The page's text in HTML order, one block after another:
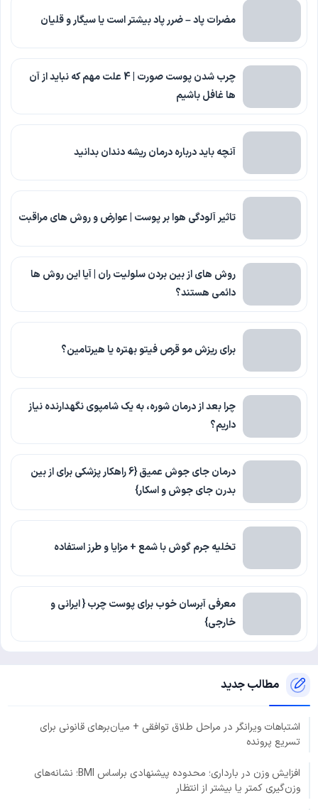
مضرات پاد – ضرر پاد بیشتر است یا سیگار و قلیان
چرب شدن پوست صورت | 4 علت مهم که نباید از آن
ها غافل باشیم
آنچه باید درباره درمان ریشه دندان بدانید
تاثیر آلودگی هوا بر پوست | عوارض و روش های مراقبت
روش های از بین بردن سلولیت ران | آیا این روش ها
دائمی هستند؟
برای ریزش مو قرص فیتو بهتره یا هیرتامین؟
چرا بعد از درمان شوره، به یک شامپوی نگهدارنده نیاز
داریم؟
درمان جای جوش عمیق {6 راهکار پزشکی برای از بین
بدرن جای جوش و اسکار}
تخلیه جرم گوش با شمع + مزایا و طرز استفاده
معرفی آبرسان خوب برای پوست چرب { ایرانی و
خارجی}
مطالب جدید
اشتباهات ویرانگر در مراحل طلاق توافقی + میان‌برهای قانونی برای
تسریع پرونده
افزایش وزن در بارداری؛ محدوده پیشنهادی براساس BMI؛ نشانه‌های
وزن‌گیری کمتر یا بیشتر از انتظار